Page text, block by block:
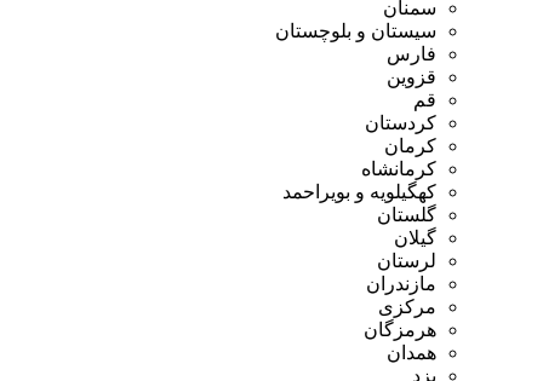
سمنان
سیستان و بلوچستان
فارس
قزوین
قم
کردستان
کرمان
کرمانشاه
کهگیلویه و بویراحمد
گلستان
گیلان
لرستان
مازندران
مرکزی
هرمزگان
همدان
یزد